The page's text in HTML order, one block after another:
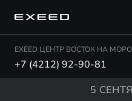
EXEED ЦЕНТР ВОСТОК НА
+7 (4212) 92-90-81
5